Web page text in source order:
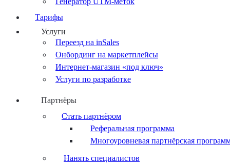
Тарифы
Услуги
Переезд на inSales
Онбординг на маркетплейсы
Интернет-магазин «под ключ»
Услуги по разработке
Партнёры
Стать партнёром
Реферальная программа
Многоуровневая партнёрская
Нанять специалистов